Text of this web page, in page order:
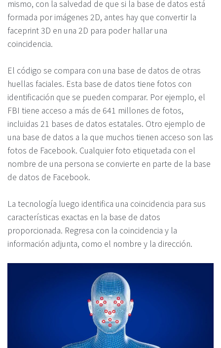
mismo, con la salvedad de que si la base de datos está
formada por imágenes 2D, antes hay que convertir la
faceprint 3D en una 2D para poder hallar una
coincidencia.
El código se compara con una base de datos de otras
huellas faciales. Esta base de datos tiene fotos con
identificación que se pueden comparar. Por ejemplo, el
FBI tiene acceso a más de 641 millones de fotos,
incluidas 21 bases de datos estatales. Otro ejemplo de
una base de datos a la que muchos tienen acceso son las
fotos de Facebook. Cualquier foto etiquetada con el
nombre de una persona se convierte en parte de la base
de datos de Facebook.
La tecnología luego identifica una coincidencia para sus
características exactas en la base de datos
proporcionada. Regresa con la coincidencia y la
información adjunta, como el nombre y la dirección.